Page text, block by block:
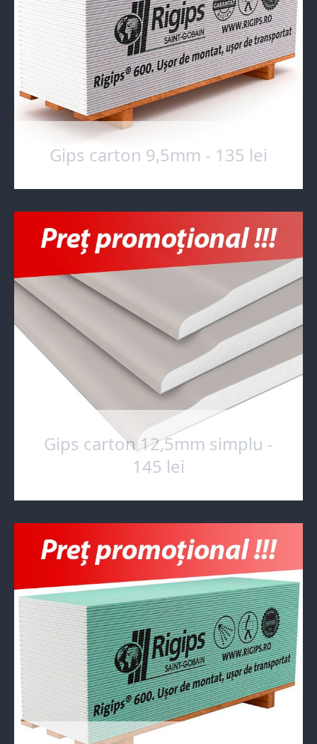
Gips carton 9,5mm - 135 lei
Gips carton 12,5mm simplu -
145 lei